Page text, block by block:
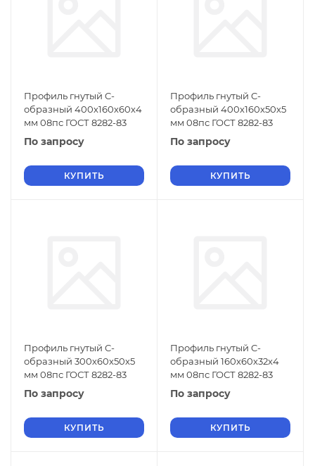
Профиль гнутый C-
образный 400х160х60х4
мм 08пс ГОСТ 8282-83
По запросу
КУПИТЬ
Профиль гнутый C-
образный 400х160х50х5
мм 08пс ГОСТ 8282-83
По запросу
КУПИТЬ
Профиль гнутый C-
образный 300х60х50х5
мм 08пс ГОСТ 8282-83
По запросу
КУПИТЬ
Профиль гнутый C-
образный 160х60х32х4
мм 08пс ГОСТ 8282-83
По запросу
КУПИТЬ